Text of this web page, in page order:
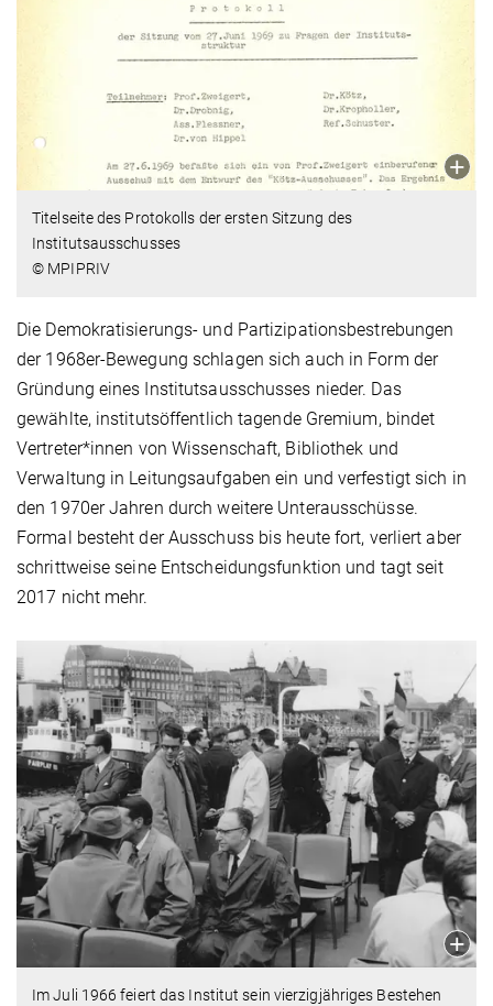
Titelseite des Protokolls der ersten Sitzung des
Institutsausschusses
© MPIPRIV
Die Demokratisierungs- und Partizipationsbestrebungen
der 1968er-Bewegung schlagen sich auch in Form der
Gründung eines Institutsausschusses nieder. Das
gewählte, institutsöffentlich tagende Gremium, bindet
Vertreter*innen von Wissenschaft, Bibliothek und
Verwaltung in Leitungsaufgaben ein und verfestigt sich in
den 1970er Jahren durch weitere Unterausschüsse.
Formal besteht der Ausschuss bis heute fort, verliert aber
schrittweise seine Entscheidungsfunktion und tagt seit
2017 nicht mehr.
Im Juli 1966 feiert das Institut sein vierzigjähriges Bestehen